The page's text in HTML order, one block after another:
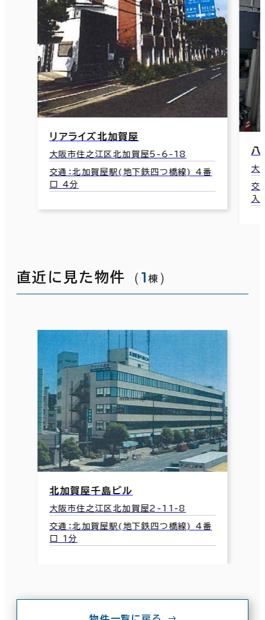
リアライズ北加賀屋
大阪市住之江区北加賀屋5-6-18
交通：北加賀屋駅(地下鉄四つ橋線) 4番
口 4分
八
大
交
入
直近に見た物件 （1 棟 ）
北加賀屋千島ビル
大阪市住之江区北加賀屋2-11-8
交通：北加賀屋駅(地下鉄四つ橋線) 4番
口 1分